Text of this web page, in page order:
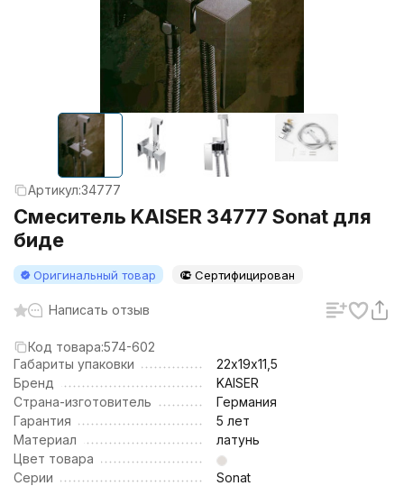
Артикул:34777
Смеситель KAISER 34777 Sonat для
биде
Оригинальный товар Сертифицирован
Написать отзыв
Код товара:574-602
Габариты упаковки
22х19х11,5
Бренд
KAISER
Страна-изготовитель
Германия
Гарантия
5 лет
Материал
латунь
Цвет товара
Серии
Sonat